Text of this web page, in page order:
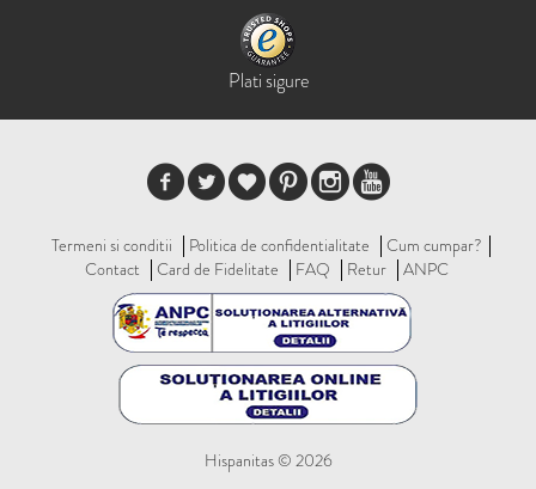
Plati sigure
Termeni si conditii Politica de confidentialitate
Cum cumpar?
Contact
Card de Fidelitate FAQ Retur ANPC
Hispanitas © 2026